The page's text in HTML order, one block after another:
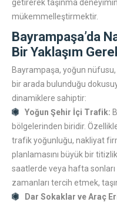
getirerek taşınma
mükemmelleştirmektir.
Bayrampaşa’da
Bir Yaklaşım
Bayrampaşa, yoğun nüfusu,
bir arada bulunduğu
dinamiklere sahiptir:
Yoğun Şehir İçi Trafik:
bölgelerinden biridir.
trafik yoğunluğu, nakliyat
planlamasını büyük bir
saatlerde veya hafta
zamanları tercih etmek,
Dar Sokaklar ve Araç